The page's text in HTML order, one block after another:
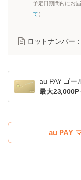
予定日期間内にお
て ）
ロットナンバー：
au PAY ゴー
最大
au PAY